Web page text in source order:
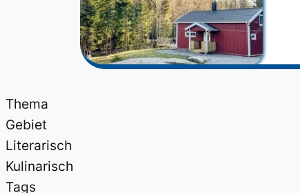
Thema
Gebiet
Literarisch
Kulinarisch
Tags